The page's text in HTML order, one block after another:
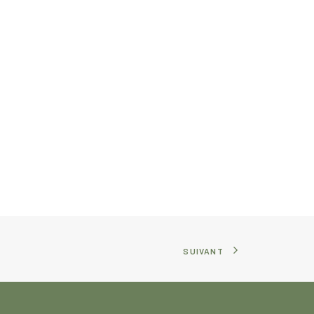
SUIVANT